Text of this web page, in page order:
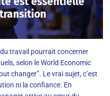
travail pourrait concerner
selon le World Economic
changer”. Le vrai sujet, c’est
ni la confiance. En